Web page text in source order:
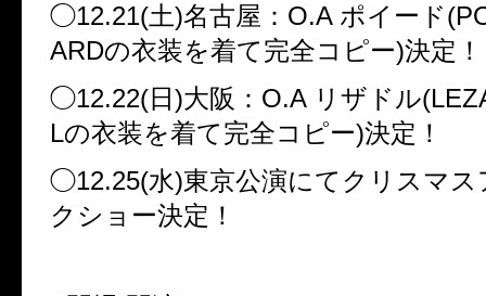
◯12.21(土)名古屋： O.A ポイード
ARDの衣装を着て完全コピー)決定！
◯12.22(日 )大阪： O.A リザドル
Lの衣装を着て完全コピー)決定！
◯12.25(水)東京公演にてクリスマ
クショー決定！